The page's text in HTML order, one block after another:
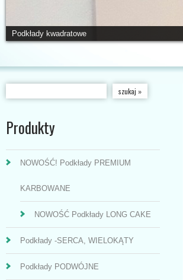
Podkłady kwadratowe
Produkty
NOWOŚĆ! Podkłady PREMIUM
KARBOWANE
NOWOŚĆ Podkłady LONG CAKE
Podkłady -SERCA, WIELOKĄTY
Podkłady PODWÓJNE